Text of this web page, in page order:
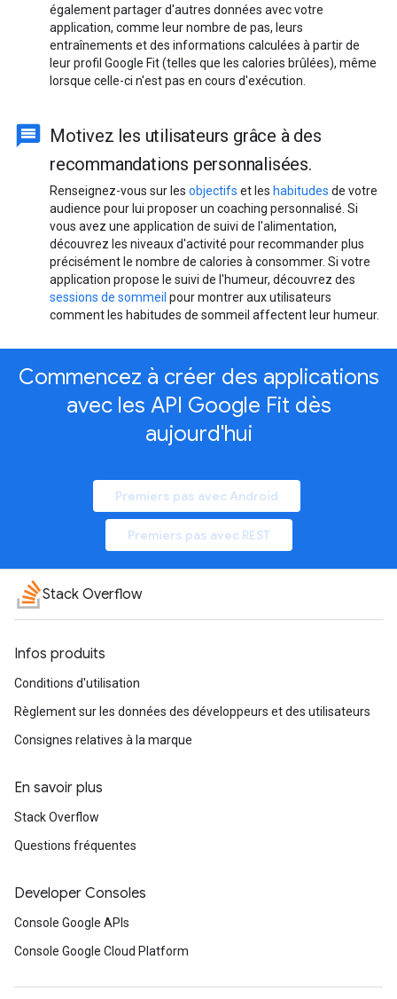
également partager d'autres données avec votre
application, comme leur nombre de pas, leurs
entraînements et des informations calculées à partir de
leur profil Google Fit (telles que les calories brûlées), même
lorsque celle-ci n'est pas en cours d'exécution.
Motivez les utilisateurs grâce à des
recommandations personnalisées.
Renseignez-vous sur les objectifs et les habitudes de votre
audience pour lui proposer un coaching personnalisé. Si
vous avez une application de suivi de l'alimentation,
découvrez les niveaux d'activité pour recommander plus
précisément le nombre de calories à consommer. Si votre
application propose le suivi de l'humeur, découvrez des
sessions de sommeil pour montrer aux utilisateurs
comment les habitudes de sommeil affectent leur humeur.
Commencez à créer des applications
avec les API Google Fit dès
aujourd'hui
Premiers pas avec Android
Premiers pas avec REST
Stack Overflow
Infos produits
Conditions d'utilisation
Règlement sur les données des développeurs et des utilisateurs
Consignes relatives à la marque
En savoir plus
Stack Overflow
Questions fréquentes
Developer Consoles
Console Google APIs
Console Google Cloud Platform